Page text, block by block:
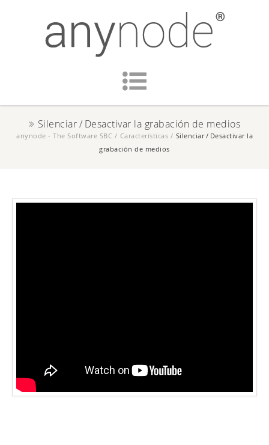
Silenciar / Desactivar la grabación de medios
anynode - The Software SBC / Características / Silenciar / Desactivar la
grabación de medios